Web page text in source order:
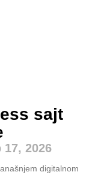
sajt
2026
digitalnom